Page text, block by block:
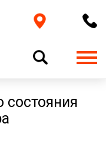
состояния